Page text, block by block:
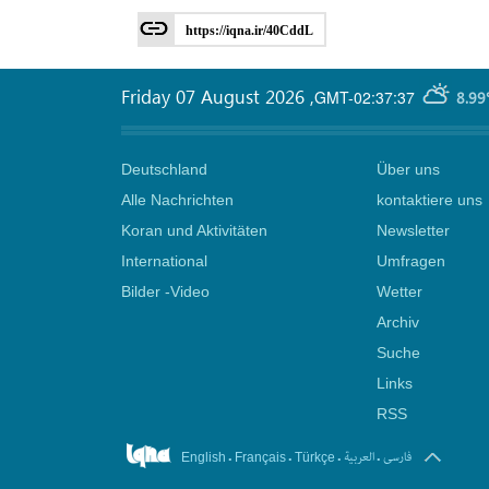
https://iqna.ir/40CddL
GMT-02:37:37
Friday 07 August 2026 ,
Deutschland
Alle Nachrichten
Koran und Aktivitäten
International
Bilder -Video
Über uns
kontaktiere uns
Newsletter
Umfragen
Wetter
Archiv
Suche
Links
RSS
English . Français. Türkçe . العربیة.فارسی